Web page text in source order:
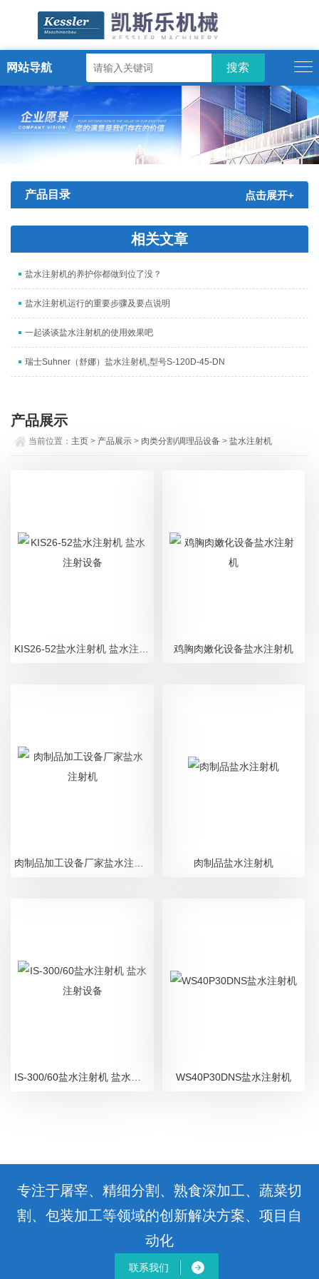
ENGLISH
网站导航
产品目录 点击展开+
相关文章
盐水注射机的养护你都做到位了没？
盐水注射机运行的重要步骤及要点说明
一起谈谈盐水注射机的使用效果吧
瑞士Suhner（舒娜）盐水注射机,型号S-120D-45-DN
产品展示
当前位置： 主页 > 产品展示 > 肉类分割/调理品设备 >盐水注射机
鸡胸肉嫩化设备盐水注射机
肉制品盐水注射机
WS40P30DNS盐水注射机
专注于屠宰、精细分割、熟食深加工、蔬菜切
割、包装加工等领域的创新解决方案、项目自
动化
联系我们